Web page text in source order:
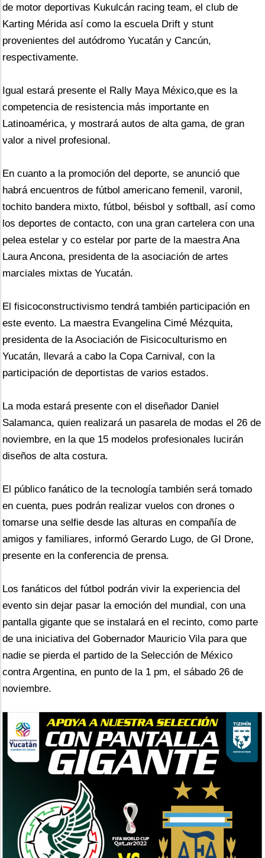
de motor deportivas Kukulcán racing team, el club de
Karting Mérida así como la escuela Drift y stunt
provenientes del autódromo Yucatán y Cancún,
respectivamente.
Igual estará presente el Rally Maya México,que es la
competencia de resistencia más importante en
Latinoamérica, y mostrará autos de alta gama, de gran
valor a nivel profesional.
En cuanto a la promoción del deporte, se anunció que
habrá encuentros de fútbol americano femenil, varonil,
tochito bandera mixto, fútbol, béisbol y softball, así como
los deportes de contacto, con una gran cartelera con una
pelea estelar y co estelar por parte de la maestra Ana
Laura Ancona, presidenta de la asociación de artes
marciales mixtas de Yucatán.
El fisicoconstructivismo tendrá también participación en
este evento. La maestra Evangelina Cimé Mézquita,
presidenta de la Asociación de Fisicoculturismo en
Yucatán, llevará a cabo la Copa Carnival, con la
participación de deportistas de varios estados.
La moda estará presente con el diseñador Daniel
Salamanca, quien realizará un pasarela de modas el 26 de
noviembre, en la que 15 modelos profesionales lucirán
diseños de alta costura.
El público fanático de la tecnología también será tomado
en cuenta, pues podrán realizar vuelos con drones o
tomarse una selfie desde las alturas en compañía de
amigos y familiares, informó Gerardo Lugo, de GI Drone,
presente en la conferencia de prensa.
Los fanáticos del fútbol podrán vivir la experiencia del
evento sin dejar pasar la emoción del mundial, con una
pantalla gigante que se instalará en el recinto, como parte
de una iniciativa del Gobernador Mauricio Vila para que
nadie se pierda el partido de la Selección de México
contra Argentina, en punto de la 1 pm, el sábado 26 de
noviembre.